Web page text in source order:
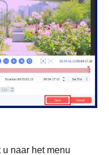
naar het menu